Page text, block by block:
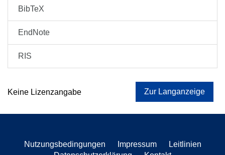
BibTeX
EndNote
RIS
Keine Lizenzangabe Zur Langanzeige
Nutzungsbedingungen Impressum
Leitlinien